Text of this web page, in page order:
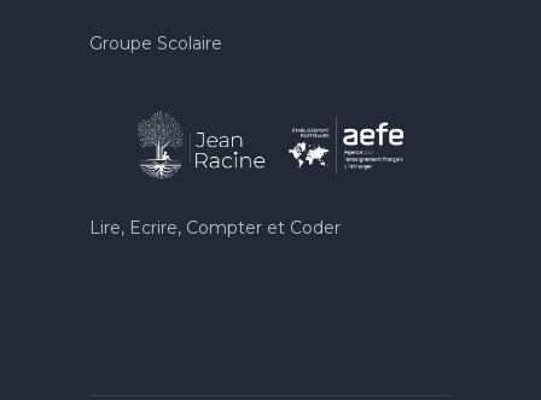
Groupe Scolaire
Lire, Ecrire, Compter et Coder